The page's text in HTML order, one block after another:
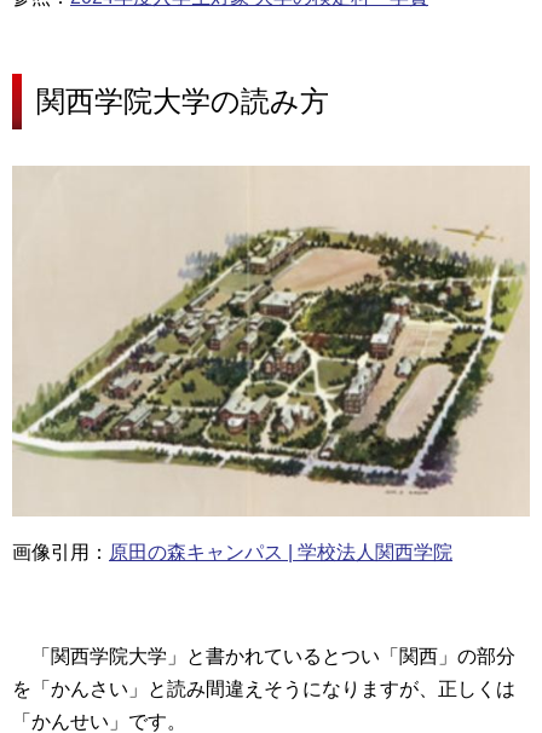
関西学院大学の読み方
画像引用： 原田の森キャンパス | 学校法人関西学院
「関西学院大学」と書かれているとつい 「関西」の部分
を「かんさい」と読み間違えそう になりますが、 正しくは
「かんせい」 です。